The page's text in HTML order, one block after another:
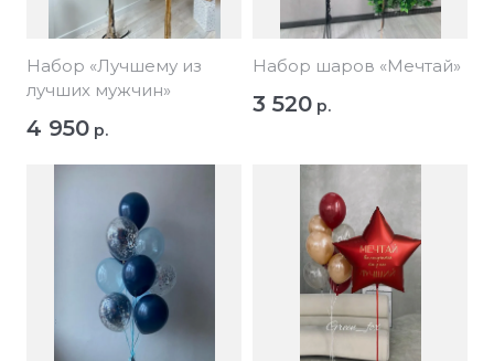
Набор «Лучшему из
лучших мужчин»
4 950 р.
Набор шаров «Мечтай»
3 520 р.